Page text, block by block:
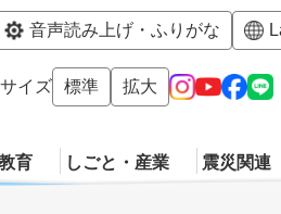
飛ばして本文へ
音声読み上げ・ふりがな
イズ 標準 拡大
育 しごと・産業 震災関連